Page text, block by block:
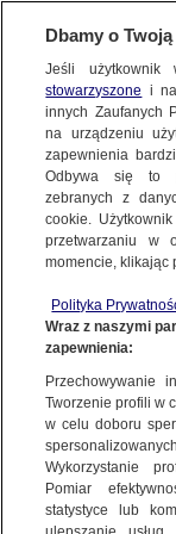
POZNAŃ
Dyspozytor
do
po analizie
18.11.2024, 14:16
Udostępnij
Dbamy o
Jeśli
stowarzyszone i
innych Zaufanych
na urządzeniu
zapewnienia
Odbywa się to
zebranych z
cookie.
przetwarzaniu w
momencie, klikając
Polityka
Wraz z naszymi
zapewnienia:
Przechowywanie
Tworzenie profili w
w celu doboru
Wykorzystanie
Pomiar
statystyce lub